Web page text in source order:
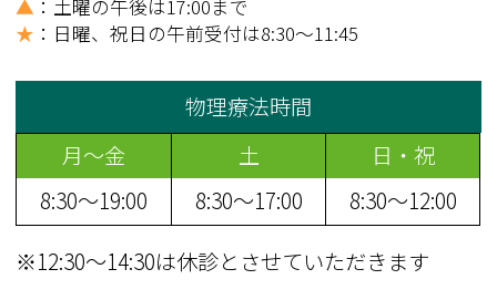
▲ ：土曜の午後は17:00まで
★ ：日曜、祝日の午前受付は8:30～11:45
物理療法時間
月～金
土
日・祝
8:30～19:00
8:30～17:00
8:30～12:00
※12:30～14:30は休診とさせていただきます